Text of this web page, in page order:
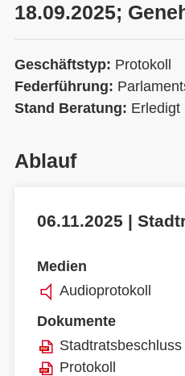
18.09.2025;
Geschäftstyp: Protokoll
Federführung:
Stand Beratung: Erledigt
Ablauf
06.11.2025 |
Medien
Audioprotokoll
Dokumente
Stadtratsbeschluss
Protokoll